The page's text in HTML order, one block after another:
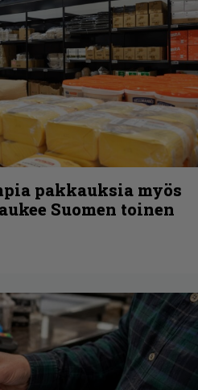
pakkauksia myös
Suomen toinen